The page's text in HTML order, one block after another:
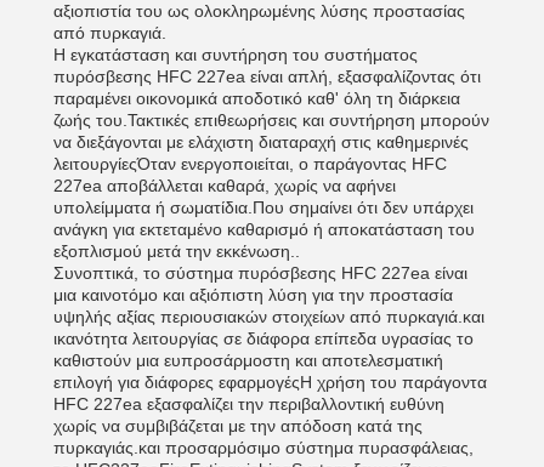
αξιοπιστία του ως ολοκληρωμένης λύσης προστασίας
από πυρκαγιά.
Η εγκατάσταση και συντήρηση του συστήματος
πυρόσβεσης HFC 227ea είναι απλή, εξασφαλίζοντας ότι
παραμένει οικονομικά αποδοτικό καθ' όλη τη διάρκεια
ζωής του.Τακτικές επιθεωρήσεις και συντήρηση μπορούν
να διεξάγονται με ελάχιστη διαταραχή στις καθημερινές
λειτουργίεςΌταν ενεργοποιείται, ο παράγοντας HFC
227ea αποβάλλεται καθαρά, χωρίς να αφήνει
υπολείμματα ή σωματίδια.Που σημαίνει ότι δεν υπάρχει
ανάγκη για εκτεταμένο καθαρισμό ή αποκατάσταση του
εξοπλισμού μετά την εκκένωση..
Συνοπτικά, το σύστημα πυρόσβεσης HFC 227ea είναι
μια καινοτόμο και αξιόπιστη λύση για την προστασία
υψηλής αξίας περιουσιακών στοιχείων από πυρκαγιά.και
ικανότητα λειτουργίας σε διάφορα επίπεδα υγρασίας το
καθιστούν μια ευπροσάρμοστη και αποτελεσματική
επιλογή για διάφορες εφαρμογέςΗ χρήση του παράγοντα
HFC 227ea εξασφαλίζει την περιβαλλοντική ευθύνη
χωρίς να συμβιβάζεται με την απόδοση κατά της
πυρκαγιάς.και προσαρμόσιμο σύστημα πυρασφάλειας,